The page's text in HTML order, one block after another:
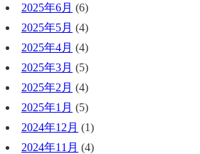
2025年6月 (6)
2025年5月 (4)
2025年4月 (4)
2025年3月 (5)
2025年2月 (4)
2025年1月 (5)
2024年12月 (1)
2024年11月 (4)